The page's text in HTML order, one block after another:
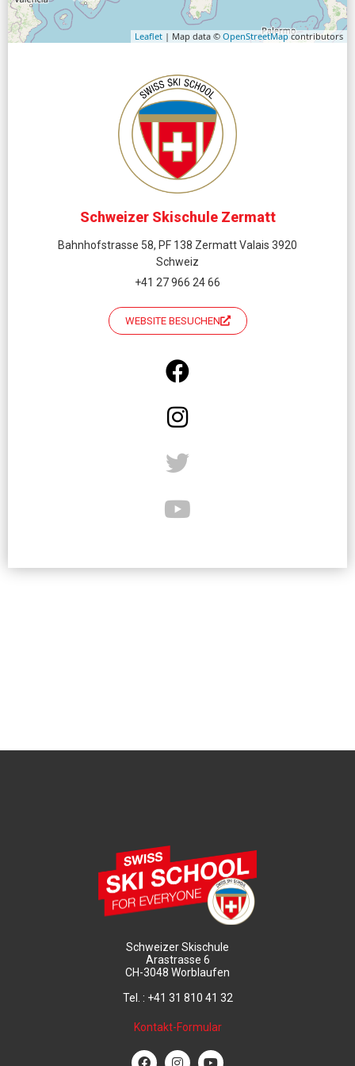
Leaflet | Map data © OpenStreetMapcontributors
Schweizer Skischule Zermatt
Bahnhofstrasse 58, PF 138 Zermatt Valais 3920
Schweiz
+41 27 966 24 66
WEBSITE BESUCHEN
Schweizer Skischule
Arastrasse 6
CH-3048 Worblaufen
Tel. : +41 31 810 41 32
Kontakt-Formular